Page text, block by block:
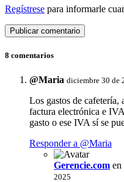
Regístrese para informarle
8 comentarios
@Maria diciembre 30 de
Los gastos de cafetería,
factura electrónica e
gasto o ese IVA sí se
Responder a @Maria
Gerencie.com en
2025